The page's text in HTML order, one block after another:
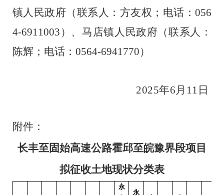
镇人民政府 （联系人： 方友权 ；电话：056
4-6911003 ） 、马店镇人民政府 （联系人：
陈辉 ；电话： 0564-6941770）
2025年6月 11 日
附件：
长丰至固始高速公路霍邱至皖豫界段项目
拟征收土地现状分类表
永
永